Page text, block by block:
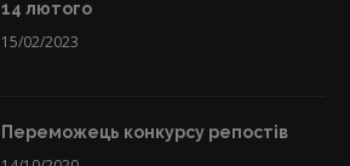
14 лютого
15/02/2023
Переможець конкурсу репостів